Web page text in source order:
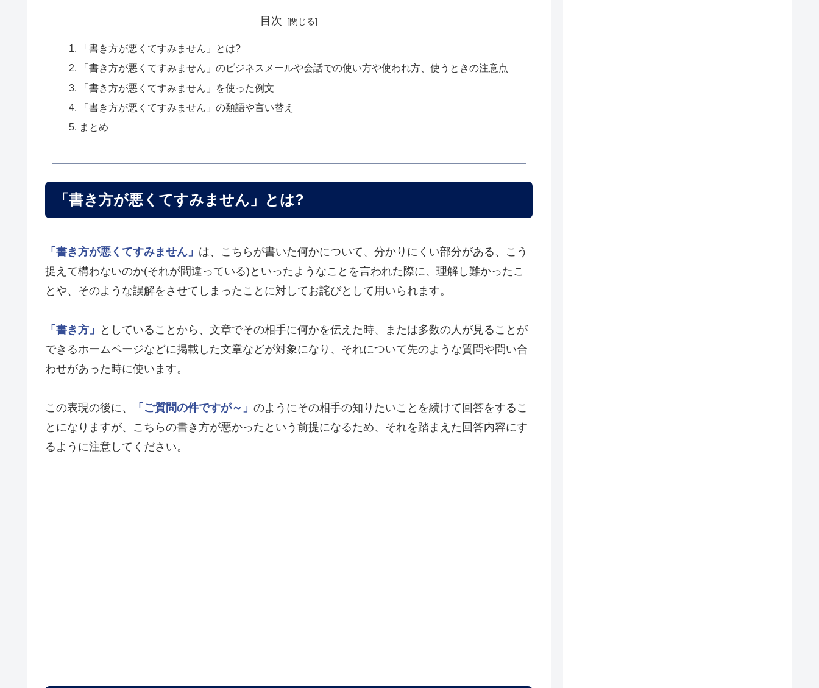
目次
「書き方が悪くてすみません」とは?
「書き方が悪くてすみません」のビジネスメールや会話での使い方や使われ方、使うときの注意点
「書き方が悪くてすみません」を使った例文
「書き方が悪くてすみません」の類語や言い替え
まとめ
「書き方が悪くてすみません」とは?
「書き方が悪くてすみません」 は、こちらが書いた何かについて、分かりにくい部分がある、こう
捉えて構わないのか(それが間違っている)といったようなことを言われた際に、理解し難かったこ
とや、そのような誤解をさせてしまったことに対してお詫びとして用いられます。
「書き方」
としていることから、文章でその相手に何かを伝えた時、または多数の人が見ることが
できるホームページなどに掲載した文章などが対象になり、それについて先のような質問や問い合
わせがあった時に使います。
この表現の後に、 「ご質問の件ですが～」 のようにその相手の知りたいことを続けて回答をするこ
とになりますが、こちらの書き方が悪かったという前提になるため、それを踏まえた回答内容にす
るように注意してください。